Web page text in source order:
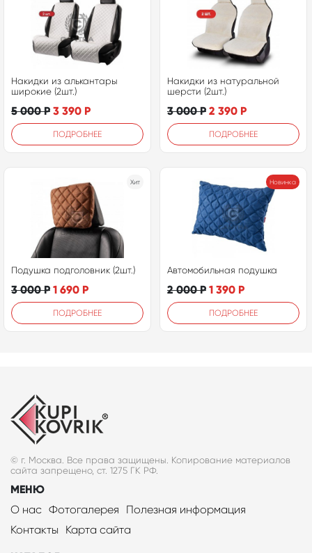
Накидки из алькантары
широкие (2шт.)
5 000Р 3 390 Р
ПОДРОБНЕЕ
Накидки из натуральной
шерсти (2шт.)
3 000Р 2 390 Р
ПОДРОБНЕЕ
Хит
Подушка подголовник (2шт.)
3 000Р 1 690 Р
ПОДРОБНЕЕ
Новинка
Автомобильная подушка
2 000Р 1 390 Р
ПОДРОБНЕЕ
© г. Москва. Все права защищены. Копирование материалов
сайта запрещено, ст. 1275 ГК РФ.
МЕНЮ
О нас Фотогалерея
Полезная информация
Контакты
Карта сайта